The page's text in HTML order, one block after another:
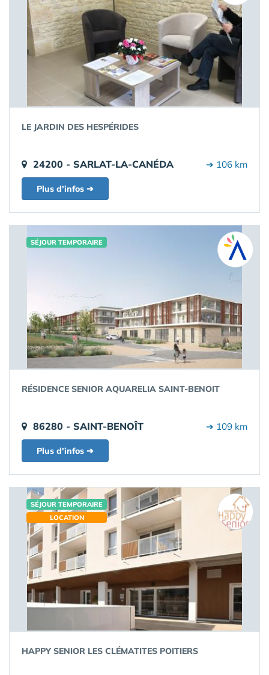
LE JARDIN DES HESPÉRIDES
24200 - SARLAT-LA-CANÉDA ➔ 106 km
Plus d'infos ➔
SÉJOUR TEMPORAIRE
RÉSIDENCE SENIOR AQUARELIA SAINT-BENOIT
86280 - SAINT-BENOÎT ➔ 109 km
Plus d'infos ➔
SÉJOUR TEMPORAIRE
LOCATION
HAPPY SENIOR LES CLÉMATITES POITIERS